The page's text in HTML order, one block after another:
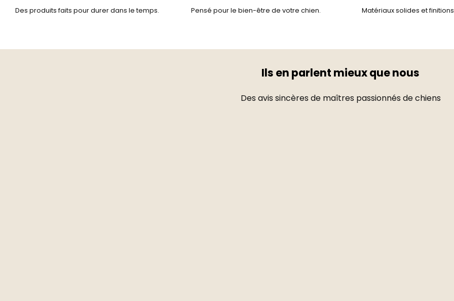
Des produits faits pour durer dans le temps. Pensé pour le bien-être de votre chien. Matériaux solides et
Ils en parlent mieux que nous
Des avis sincères de maîtres passionnés de chiens